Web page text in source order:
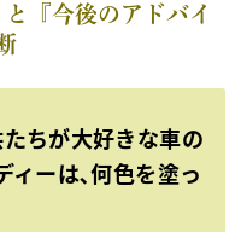
『今後のアドバイ
ちが大好きな車の
ィーは､何色を塗っ